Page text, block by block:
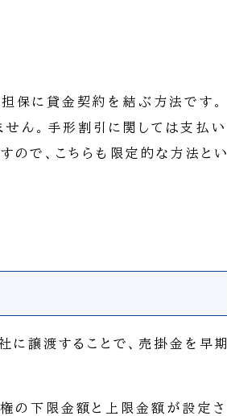
保に貸金契約を結ぶ方法です。
ん。手形割引に関しては支払い
ので、こちらも限定的な方法とい
に譲渡することで、売掛金を早期
権の下限金額と上限金額が設定さ